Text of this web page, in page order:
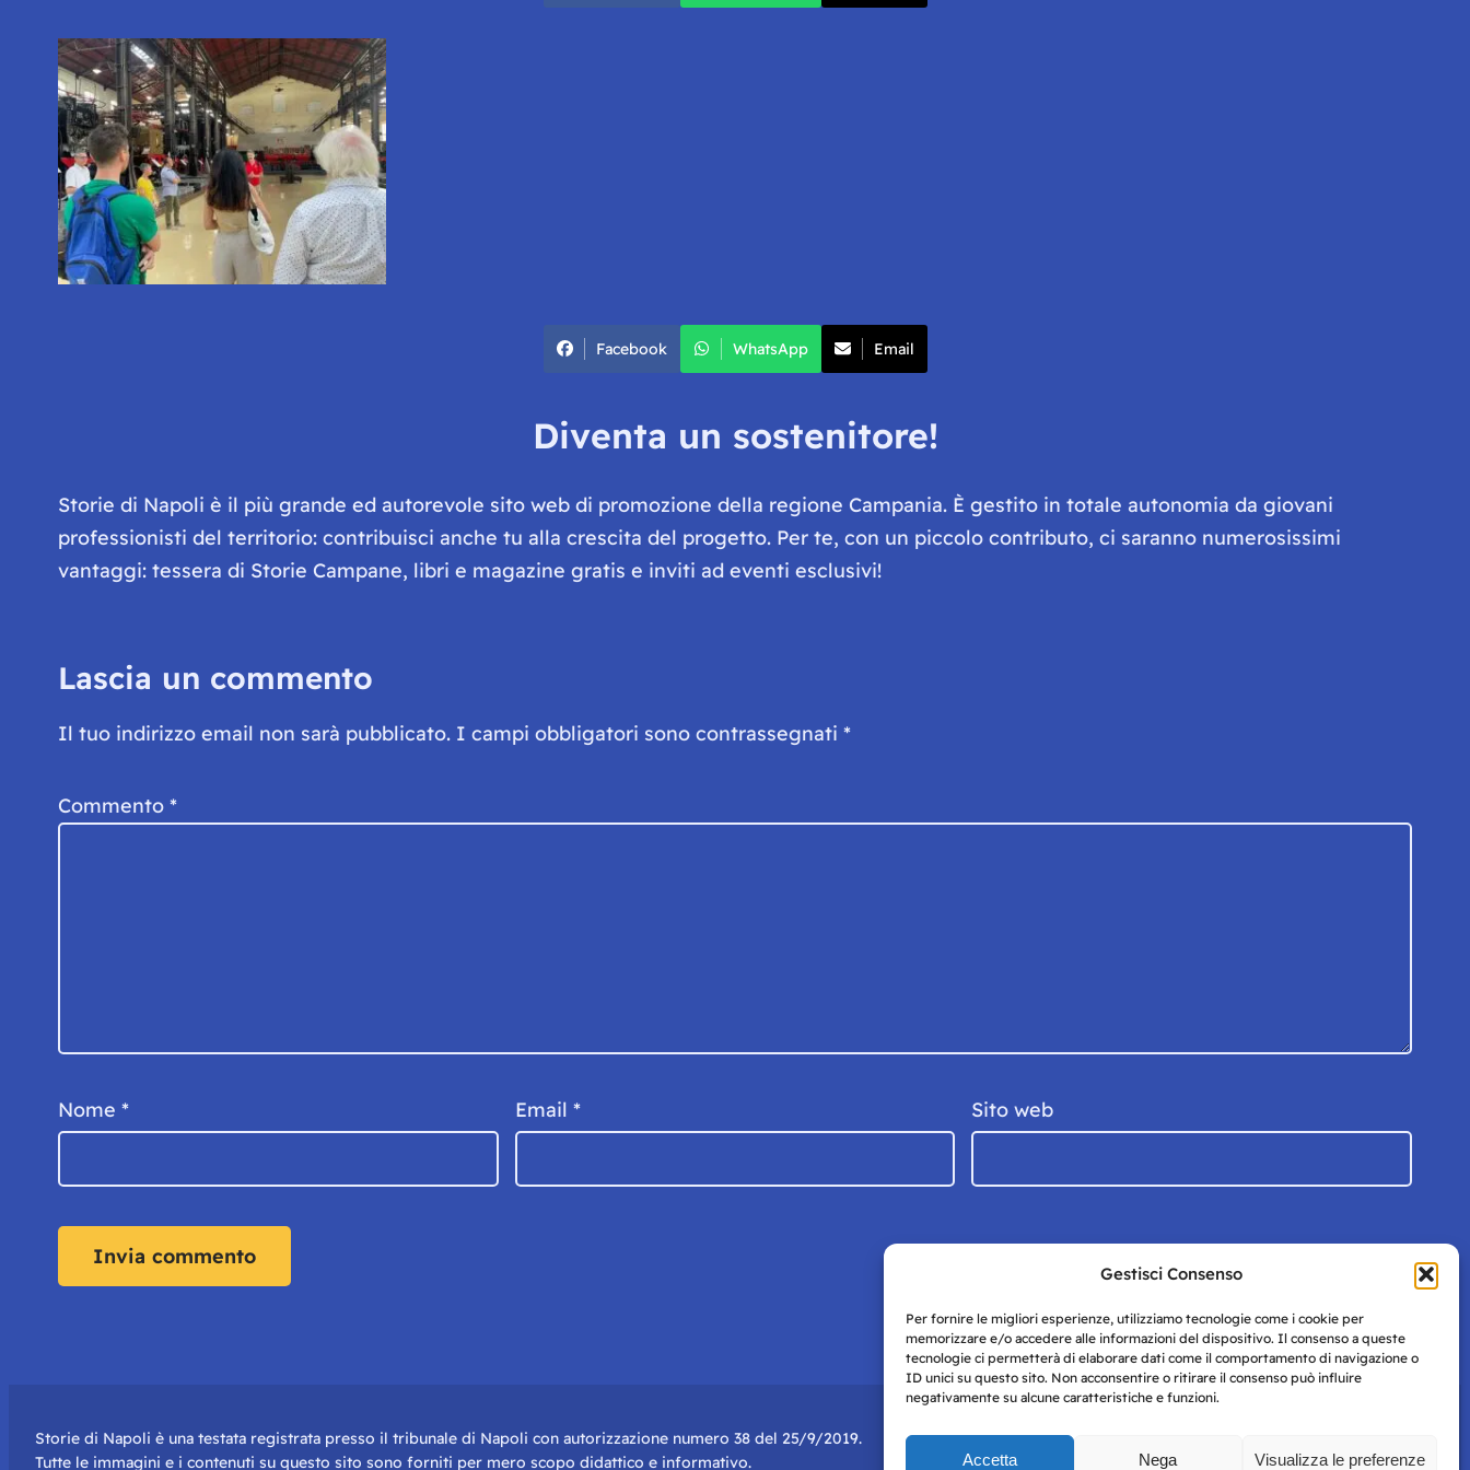
Gestisci Consenso
Per fornire le migliori esperienze, utilizziamo tecnologie come i cookie per
memorizzare e/o accedere alle informazioni del dispositivo. Il consenso a queste
tecnologie ci permetterà di elaborare dati come il comportamento di navigazione o
ID unici su questo sito. Non acconsentire o ritirare il consenso può influire
negativamente su alcune caratteristiche e funzioni.
Accetta Nega Visualizza le preferenze
Facebook WhatsApp Email
Diventa un sostenitore!
Storie di Napoli è il più grande ed autorevole sito web di promozione della regione Campania. È gestito in totale autonomia da giovani
professionisti del territorio: contribuisci anche tu alla crescita del progetto. Per te, con un piccolo contributo, ci saranno numerosissimi
vantaggi: tessera di Storie Campane, libri e magazine gratis e inviti ad eventi esclusivi!
Lascia un commento
Il tuo indirizzo email non sarà pubblicato. I campi obbligatori sono contrassegnati *
Commento *
Nome * Email * Sito web
Storie di Napoli è una testata registrata presso il tribunale di Napoli con autorizzazione numero 38 del 25/9/2019.
Tutte le immagini e i contenuti su questo sito sono forniti per mero scopo didattico e informativo.